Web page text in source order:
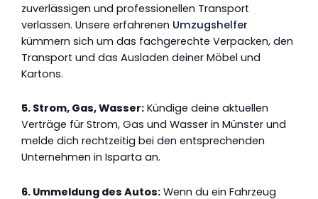
zuverlässigen und professionellen Transport
verlassen. Unsere erfahrenen Umzugshelfer
kümmern sich um das fachgerechte Verpacken, den
Transport und das Ausladen deiner Möbel und
Kartons.
5. Strom, Gas, Wasser: Kündige deine aktuellen
Verträge für Strom, Gas und Wasser in Münster und
melde dich rechtzeitig bei den entsprechenden
Unternehmen in Isparta an.
6. Ummeldung des Autos: Wenn du ein Fahrzeug